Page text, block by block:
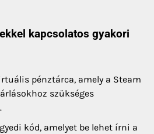
kapcsolatos gyakori
pénztárca, amely a Steam
szükséges
kód, amelyet be lehet írni a